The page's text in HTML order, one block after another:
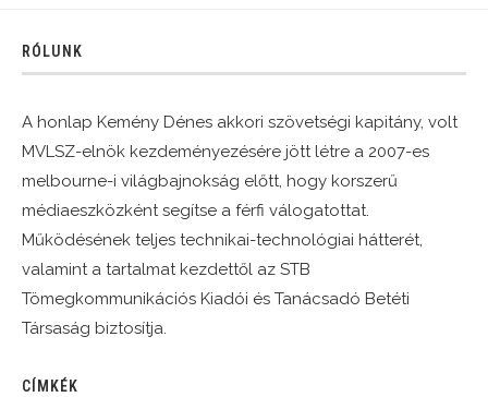
RÓLUNK
A honlap Kemény Dénes akkori szövetségi kapitány, volt
MVLSZ-elnök kezdeményezésére jött létre a 2007-es
melbourne-i világbajnokság előtt, hogy korszerű
médiaeszközként segítse a férfi válogatottat.
Működésének teljes technikai-technológiai hátterét,
valamint a tartalmat kezdettől az STB
Tömegkommunikációs Kiadói és Tanácsadó Betéti
Társaság biztosítja.
CÍMKÉK